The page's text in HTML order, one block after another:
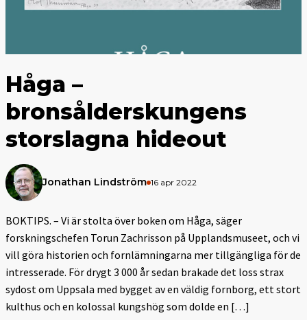
Håga –
bronsålderskungens
storslagna hideout
Jonathan Lindström 16 apr 2022
BOKTIPS. – Vi är stolta över boken om Håga, säger
forskningschefen Torun Zachrisson på Upplandsmuseet, och vi
vill göra historien och fornlämningarna mer tillgängliga för de
intresserade. För drygt 3 000 år sedan brakade det loss strax
sydost om Uppsala med bygget av en väldig fornborg, ett stort
kulthus och en kolossal kungshög som dolde en […]